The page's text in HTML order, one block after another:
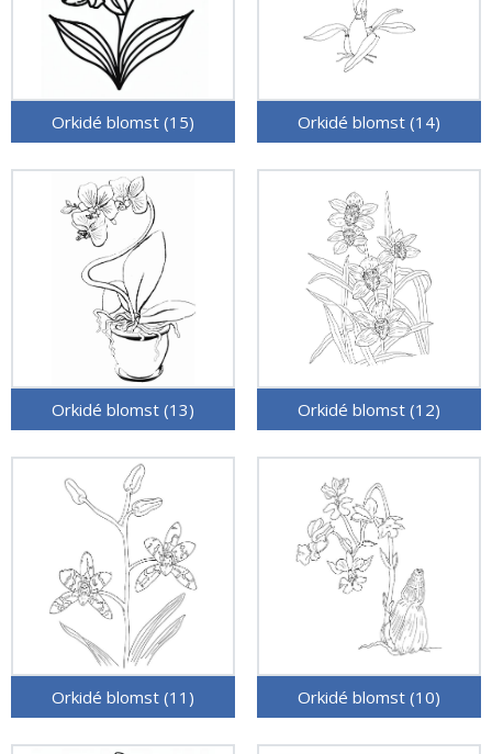
Orkidé blomst (15) Orkidé blomst (14)
Orkidé blomst (13) Orkidé blomst (12)
Orkidé blomst (11) Orkidé blomst (10)